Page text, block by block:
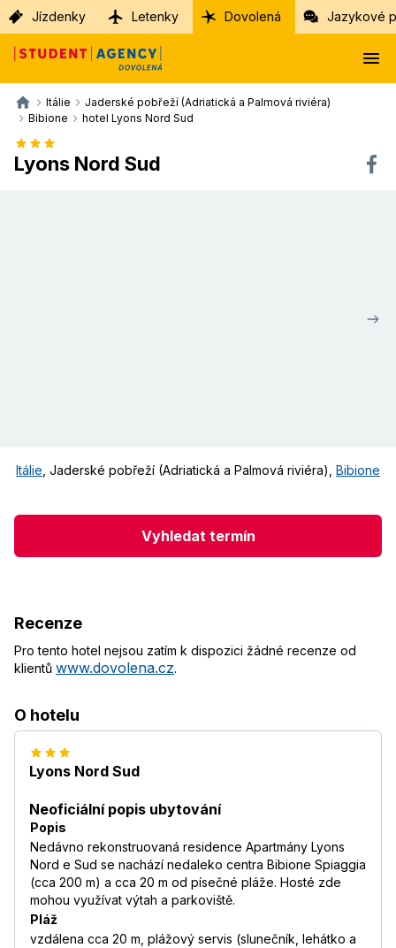
Jízdenky Letenky Dovolená Jazykové
Itálie
Jaderské pobřeží (Adriatická a Palmová riviéra)
Bibione
hotel Lyons Nord Sud
Lyons Nord Sud
Itálie Jaderské pobřeží (Adriatická a Palmová riviéra) Bibione
Vyhledat termín
Recenze
Pro tento hotel nejsou zatím k dispozici žádné recenze od
klientů www.dovolena.cz.
O hotelu
Lyons Nord Sud
Neoficiální popis ubytování
Popis
Nedávno rekonstruovaná residence Apartmány Lyons
Nord e Sud se nachází nedaleko centra Bibione Spiaggia
(cca 200 m) a cca 20 m od písečné pláže. Hosté zde
mohou využívat výtah a parkoviště.
Pláž
vzdálena cca 20 m, plážový servis (slunečník, lehátko a